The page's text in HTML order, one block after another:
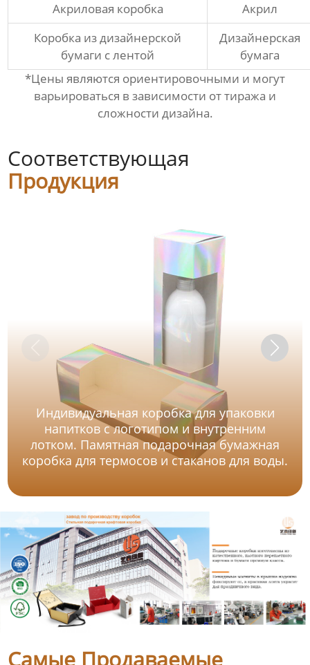
Акриловая коробка
Акрил
Коробка из дизайнерской
бумаги с лентой
Дизайнерская
бумага
*Цены являются ориентировочными и могут
варьироваться в зависимости от тиража и
сложности дизайна.
Соответствующая
Продукция
Индивидуальная коробка для упаковки
напитков с логотипом и внутренним
лотком. Памятная подарочная бумажная
коробка для термосов и стаканов для воды.